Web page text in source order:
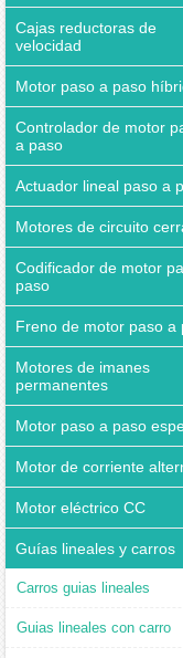
Cajas reductoras de
velocidad
Motor paso a paso
Controlador de motor
a paso
Actuador lineal paso a
Motores de circuito
Codificador de motor
paso
Freno de motor paso a
Motores de imanes
permanentes
Motor paso a paso
Motor de corriente
Motor eléctrico CC
Guías lineales y carros
Carros guias lineales
Guias lineales con carro